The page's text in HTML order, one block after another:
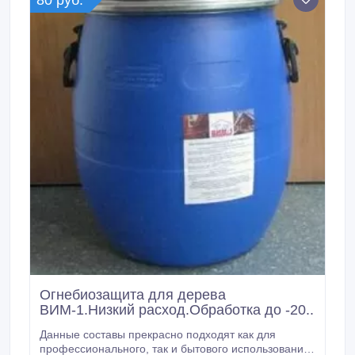
Огнебиозащита для дерева
ВИМ-1.Низкий расход.Обработка до -20..
Данные составы прекрасно подходят как для
профессионального, так и бытового использования.